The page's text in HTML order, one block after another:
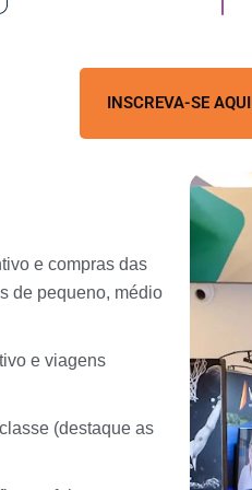
INSCREVA-SE AQUI
e compras das
de pequeno, médio
e viagens
(destaque as